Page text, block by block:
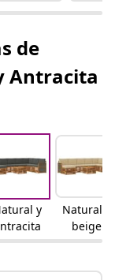
de
Antracita
y
Natural y
beige